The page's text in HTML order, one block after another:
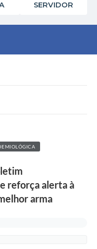
SERVIDOR
reforça alerta à
arma